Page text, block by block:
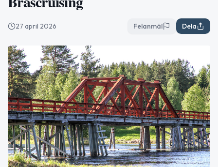
27 april 2026 Felanmäl Dela